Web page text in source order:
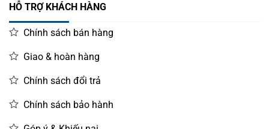
HỖ TRỢ KHÁCH HÀNG
Chính sách bán hàng
Giao & hoàn hàng
Chính sách đổi trả
Chính sách bảo hành